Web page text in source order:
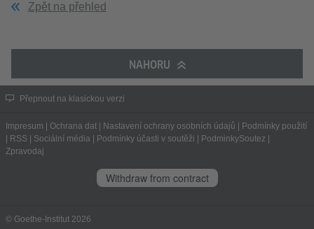
Zpět na přehled
NAHORU
Přepnout na klasickou verzi
Impresum Ochrana dat Nastavení ochrany osobních údajů
Podmínky použití
RSS Sociální média Podmínky účasti v soutěži PodminkySoutez
Zpravodaj
Withdraw from contract
© Goethe-Institut 2026